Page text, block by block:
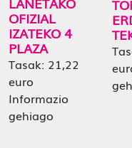
OFIZIAL
IZATEKO 4
PLAZA
Tasak: 21,22
euro
Informazio
gehiago